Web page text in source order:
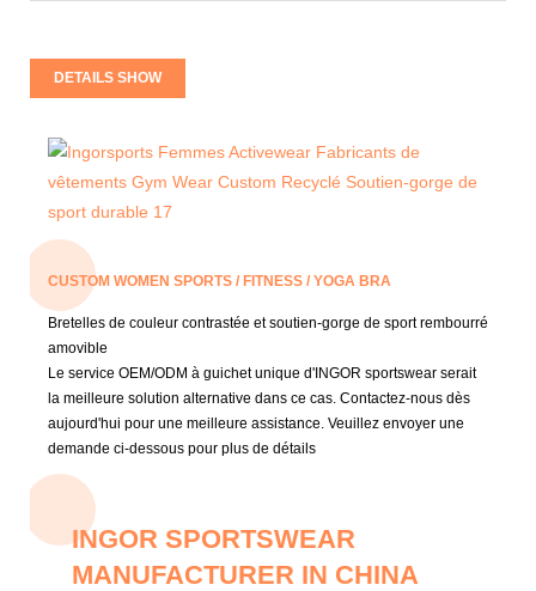
DETAILS SHOW
CUSTOM WOMEN SPORTS / FITNESS / YOGA BRA
Bretelles de couleur contrastée et soutien-gorge de sport rembourré
amovible
Le service OEM/ODM à guichet unique d'INGOR sportswear serait
la meilleure solution alternative dans ce cas. Contactez-nous dès
aujourd'hui pour une meilleure assistance. Veuillez envoyer une
demande ci-dessous pour plus de détails
INGOR SPORTSWEAR
MANUFACTURER IN CHINA